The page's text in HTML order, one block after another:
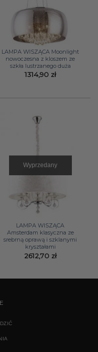
LAMPA WISZĄCA Moonlight
nowoczesna z kloszem ze
szkła lustrzanego duża
1314,90 zł
Wyprzedany
LAMPA WISZĄCA
Amsterdam klasyczna ze
srebrną oprawą i szklanymi
kryształami
2612,70 zł